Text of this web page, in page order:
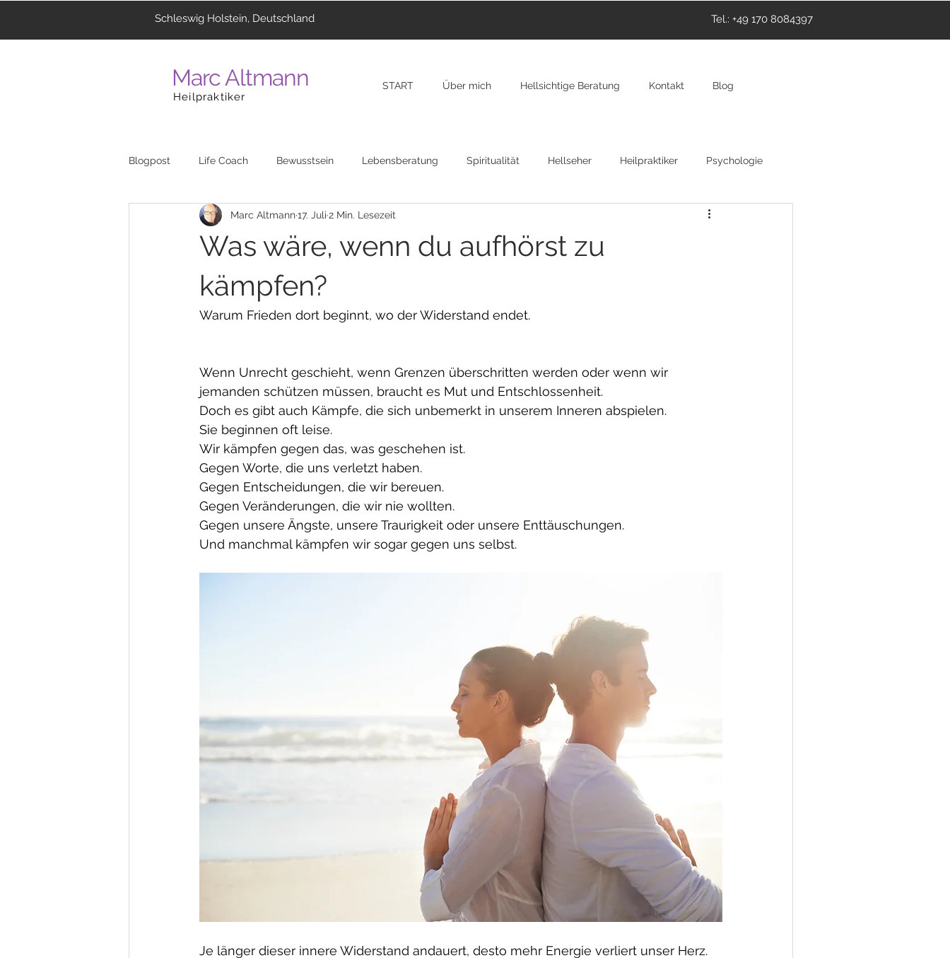
Schleswig Holstein, Deutschland Tel.: +49 170 8084397
Marc Altmann
Heilpraktiker
START Über mich Hellsichtige Beratung Kontakt Blog
Blogpost Life Coach Bewusstsein Lebensberatung Spiritualität Hellseher Heilpraktiker Psychologie
Coaching Menschen Lanzarote Transformation Hypnose
Heilzentrum Religion
Was wäre, wenn du aufhörst zu
kämpfen?
Marc Altmann17. Juli 2 Min. Lesezeit
Warum Frieden dort beginnt, wo der Widerstand endet.
Wenn Unrecht geschieht, wenn Grenzen überschritten werden oder wenn wir
jemanden schützen müssen, braucht es Mut und Entschlossenheit.
Doch es gibt auch Kämpfe, die sich unbemerkt in unserem Inneren abspielen.
Sie beginnen oft leise.
Wir kämpfen gegen das, was geschehen ist.
Gegen Worte, die uns verletzt haben.
Gegen Entscheidungen, die wir bereuen.
Gegen Veränderungen, die wir nie wollten.
Gegen unsere Ängste, unsere Traurigkeit oder unsere Enttäuschungen.
Und manchmal kämpfen wir sogar gegen uns selbst.
Je länger dieser innere Widerstand andauert, desto mehr Energie verliert unser Herz.